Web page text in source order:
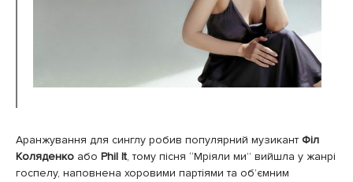
Аранжування для синглу робив популярний музикант Філ
Коляденко або Phil It, тому пісня “Мріяли ми” вийшла у жанрі
госпелу, наповнена хоровими партіями та об’ємним